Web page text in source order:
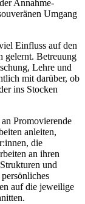
Annahme-
Umgang
Einfluss auf den
gelernt. Betreuung
Lehre und
mit darüber, ob
ins Stocken
Promovierende
anleiten,
die
an ihren
und
auf die jeweilige